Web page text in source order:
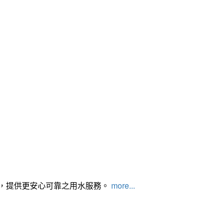
供更安心可靠之用水服務。 more...